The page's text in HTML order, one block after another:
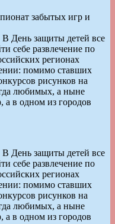
защиты детей все
себе развлечение по
регионах
помимо ставших
рисунков на
любимых, а ныне
а в одном из городов
защиты детей все
себе развлечение по
регионах
помимо ставших
рисунков на
любимых, а ныне
а в одном из городов